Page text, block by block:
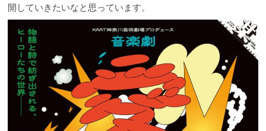
開していきたいなと思っています。